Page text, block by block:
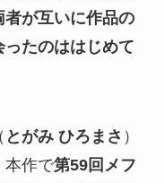
者が互いに作品の
たのははじめて
とがみ ひろまさ ）
本作で第59回メフ